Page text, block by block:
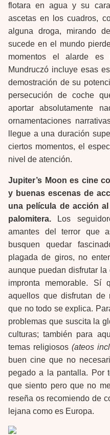
flotara en agua y su
ascetas en los cuadros,
alguna droga, mirando
sucede en el mundo
momentos el alarde
Mundruczó incluye esas
demostración de su
persecución de coche
aportar absolutamente
ornamentaciones
llegue a una duración
ciertos momentos, el
nivel de atención.
Jupiter’s Moon es cine
y buenas escenas de
una película de acción
palomitera. Los
amantes del terror que
busquen quedar
plagada de giros, no
aunque puedan disfrutar
impronta memorable.
aquellos que disfrutan de
que no todo se explica.
problemas que suscita la
culturas; también para
temas religiosos (ateos
buen cine que no
pegado a la pantalla. Por
que siento pero que no
reseña os recomiendo de
lejana como es Europa.